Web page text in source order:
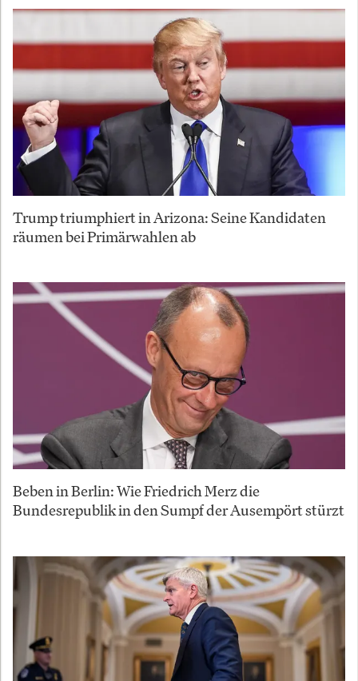
Trump triumphiert in Arizona: Seine Kandidaten
räumen bei Primärwahlen ab
Beben in Berlin: Wie Friedrich Merz die
Bundesrepublik in den Sumpf der Ausempört stürzt